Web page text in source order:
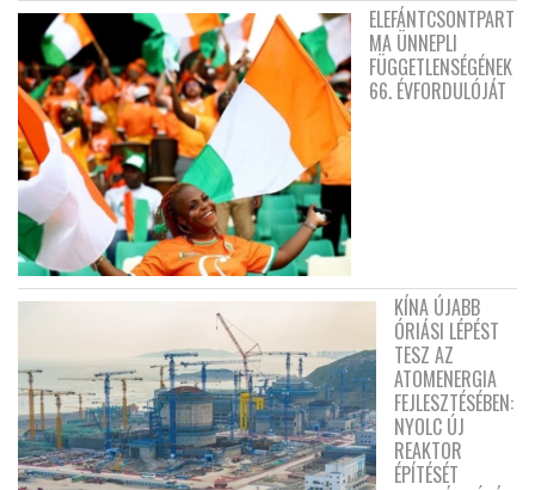
ELEFÁNTCSONTPART
MA ÜNNEPLI
FÜGGETLENSÉGÉNEK
66. ÉVFORDULÓJÁT
KÍNA ÚJABB
ÓRIÁSI LÉPÉST
TESZ AZ
ATOMENERGIA
FEJLESZTÉSÉBEN:
NYOLC ÚJ
REAKTOR
ÉPÍTÉSÉT